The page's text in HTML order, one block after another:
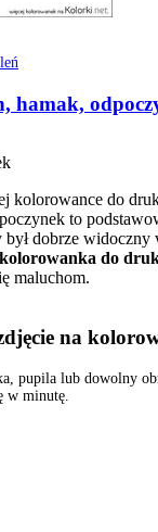
hamak,
kolorowance do
to
był dobrze widoczny
kolorowanka do
maluchom.
na
pupila lub dowolny
w minutę.